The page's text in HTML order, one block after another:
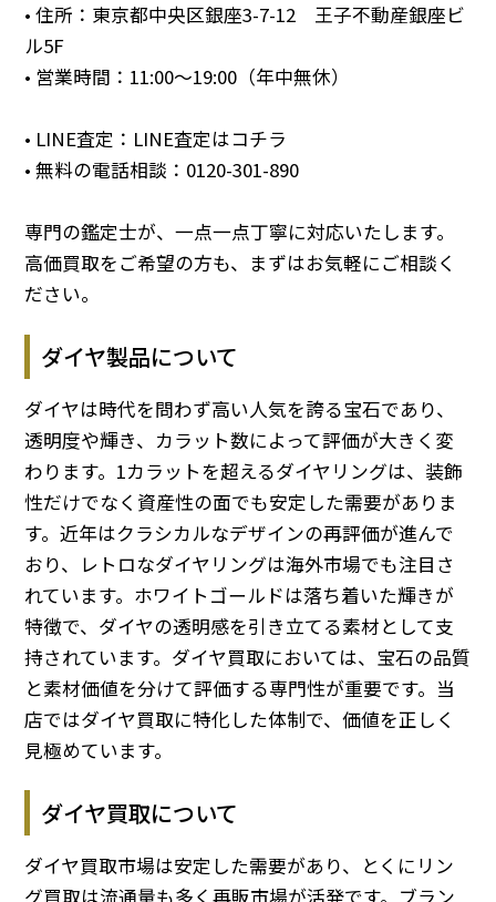
• 住所：東京都中央区銀座3-7-12 王子不動産銀座ビ
ル5F
• 営業時間：11:00～19:00（年中無休）
• LINE査定： LINE査定はコチラ
• 無料の電話相談： 0120-301-890
専門の鑑定士が、一点一点丁寧に対応いたします。
高価買取をご希望の方も、まずはお気軽にご相談く
ださい。
ダイヤ製品について
ダイヤは時代を問わず高い人気を誇る宝石であり、
透明度や輝き、カラット数によって評価が大きく変
わります。1カラットを超えるダイヤリングは、装飾
性だけでなく資産性の面でも安定した需要がありま
す。近年はクラシカルなデザインの再評価が進んで
おり、レトロなダイヤリングは海外市場でも注目さ
れています。ホワイトゴールドは落ち着いた輝きが
特徴で、ダイヤの透明感を引き立てる素材として支
持されています。ダイヤ買取においては、宝石の品質
と素材価値を分けて評価する専門性が重要です。当
店ではダイヤ買取に特化した体制で、価値を正しく
見極めています。
ダイヤ買取について
ダイヤ買取市場は安定した需要があり、とくにリン
グ買取は流通量も多く再販市場が活発です。ブラン